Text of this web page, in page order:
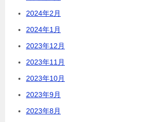
2024年2月
2024年1月
2023年12月
2023年11月
2023年10月
2023年9月
2023年8月